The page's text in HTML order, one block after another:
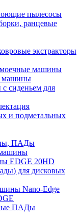
пылесосы
ранцевые
экстракторы
машины
машины
сиденьем для
и подметальных
ПАДы
EDGE 20HD
для дисковых
Nano-Edge
ПАДы